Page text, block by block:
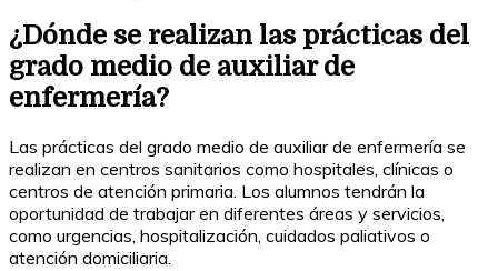
¿Dónde se realizan las prácticas del
grado medio de auxiliar de
enfermería?
Las prácticas del grado medio de auxiliar de enfermería se
realizan en centros sanitarios como hospitales, clínicas o
centros de atención primaria. Los alumnos tendrán la
oportunidad de trabajar en diferentes áreas y servicios,
como urgencias, hospitalización, cuidados paliativos o
atención domiciliaria.